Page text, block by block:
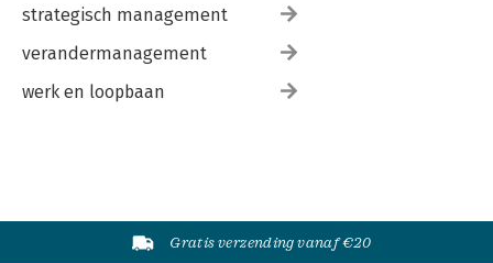
strategisch management
verandermanagement
werk en loopbaan
Gratis verzending vanaf €20